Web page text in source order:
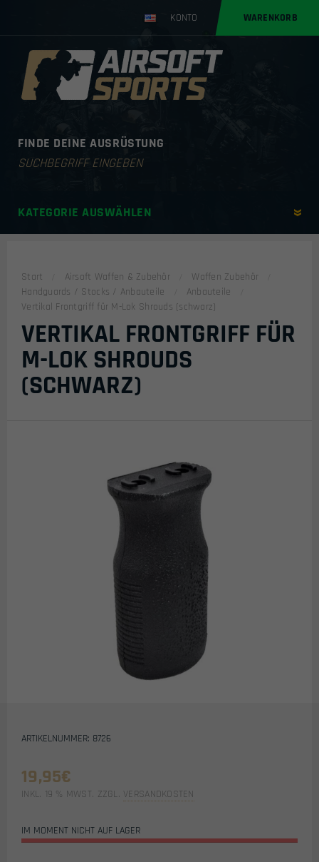
KONTO WARENKORB
FINDE DEINE AUSRÜSTUNG
Products
KATEGORIE AUSWÄHLEN
Start Airsoft Waffen & Zubehör
Waffen Zubehör
Handguards / Stocks / Anbauteile
Anbauteile
Vertikal Frontgriff für M-Lok Shrouds (schwarz)
VERTIKAL FRONTGRIFF FÜR
M-LOK SHROUDS
(SCHWARZ)
ARTIKELNUMMER: 8726
19,95€
INKL. 19 % MWST. ZZGL. VERSANDKOSTEN
IM MOMENT NICHT AUF LAGER